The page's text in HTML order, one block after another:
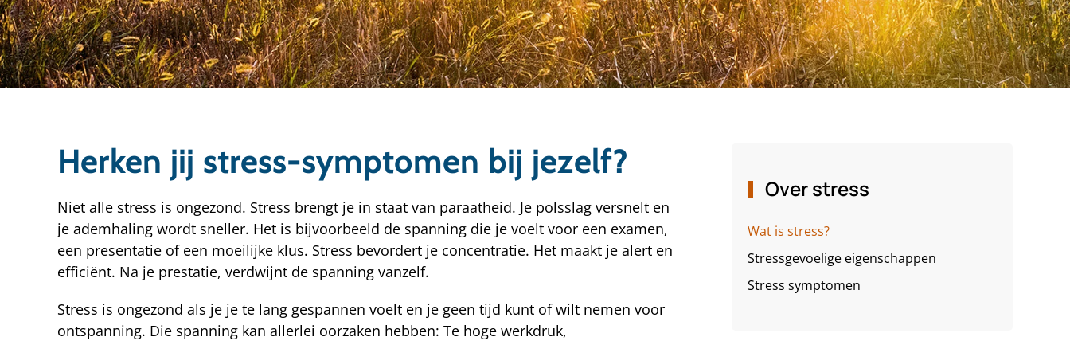
Herken jij stress-symptomen bij jezelf?
Niet alle stress is ongezond. Stress brengt je in staat van paraatheid. Je polsslag versnelt en
je ademhaling wordt sneller. Het is bijvoorbeeld de spanning die je voelt voor een examen,
een presentatie of een moeilijke klus. Stress bevordert je concentratie. Het maakt je alert en
efficiënt. Na je prestatie, verdwijnt de spanning vanzelf.
Stress is ongezond als je je te lang gespannen voelt en je geen tijd kunt of wilt nemen voor
ontspanning. Die spanning kan allerlei oorzaken hebben: Te hoge werkdruk,
Over stress
Wat is stress?
Stressgevoelige eigenschappen
Stress symptomen